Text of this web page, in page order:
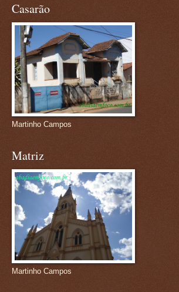
Casarão
Martinho Campos
Matriz
Martinho Campos